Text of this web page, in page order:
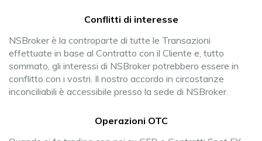
Conflitti di interesse
NSBroker è la controparte di tutte le Transazioni
effettuate in base al Contratto con il Cliente e, tutto
sommato, gli interessi di NSBroker potrebbero essere in
conflitto con i vostri. Il nostro accordo in circostanze
inconciliabili è accessibile presso la sede di NSBroker.
Operazioni OTC